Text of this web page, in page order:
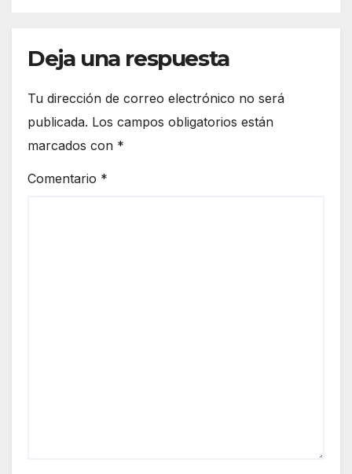
Deja una respuesta
Tu dirección de correo electrónico no será
publicada. Los campos obligatorios están
marcados con *
Comentario *